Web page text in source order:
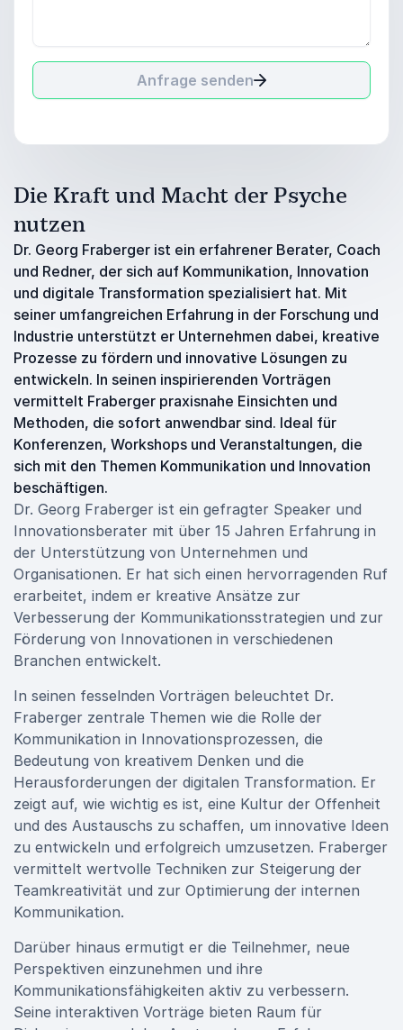
Anfrage senden
Die Kraft und Macht der Psyche
nutzen
Dr. Georg Fraberger ist ein erfahrener Berater, Coach
und Redner, der sich auf Kommunikation, Innovation
und digitale Transformation spezialisiert hat. Mit
seiner umfangreichen Erfahrung in der Forschung und
Industrie unterstützt er Unternehmen dabei, kreative
Prozesse zu fördern und innovative Lösungen zu
entwickeln. In seinen inspirierenden Vorträgen
vermittelt Fraberger praxisnahe Einsichten und
Methoden, die sofort anwendbar sind. Ideal für
Konferenzen, Workshops und Veranstaltungen, die
sich mit den Themen Kommunikation und Innovation
beschäftigen.
Dr. Georg Fraberger ist ein gefragter Speaker und
Innovationsberater mit über 15 Jahren Erfahrung in
der Unterstützung von Unternehmen und
Organisationen. Er hat sich einen hervorragenden Ruf
erarbeitet, indem er kreative Ansätze zur
Verbesserung der Kommunikationsstrategien und zur
Förderung von Innovationen in verschiedenen
Branchen entwickelt.
In seinen fesselnden Vorträgen beleuchtet Dr.
Fraberger zentrale Themen wie die Rolle der
Kommunikation in Innovationsprozessen, die
Bedeutung von kreativem Denken und die
Herausforderungen der digitalen Transformation. Er
zeigt auf, wie wichtig es ist, eine Kultur der Offenheit
und des Austauschs zu schaffen, um innovative Ideen
zu entwickeln und erfolgreich umzusetzen. Fraberger
vermittelt wertvolle Techniken zur Steigerung der
Teamkreativität und zur Optimierung der internen
Kommunikation.
Darüber hinaus ermutigt er die Teilnehmer, neue
Perspektiven einzunehmen und ihre
Kommunikationsfähigkeiten aktiv zu verbessern.
Seine interaktiven Vorträge bieten Raum für